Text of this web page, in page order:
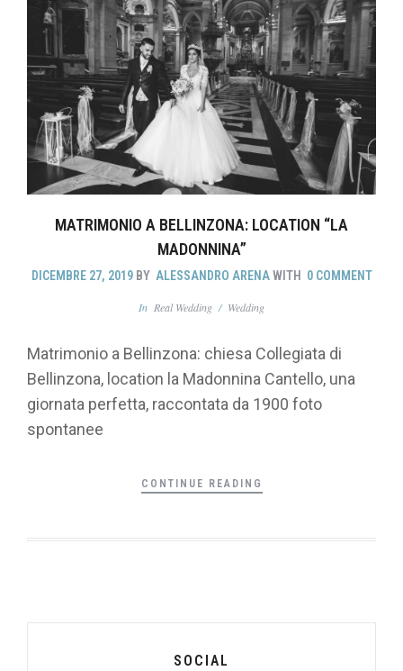
MATRIMONIO A BELLINZONA: LOCATION “LA
MADONNINA”
DICEMBRE 27, 2019 BY ALESSANDRO ARENA WITH 0 COMMENT
In Real Wedding / Wedding
Matrimonio a Bellinzona: chiesa Collegiata di
Bellinzona, location la Madonnina Cantello, una
giornata perfetta, raccontata da 1900 foto
spontanee
CONTINUE READING
SOCIAL